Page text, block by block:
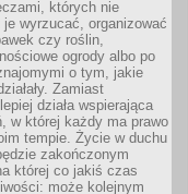
których nie
wyrzucać, organizować
czy roślin,
ogrody albo po
o tym, jakie
Zamiast
działa wspierająca
w której każdy ma prawo
tempie. Życie w duchu
zakończonym
której co jakiś czas
może kolejnym